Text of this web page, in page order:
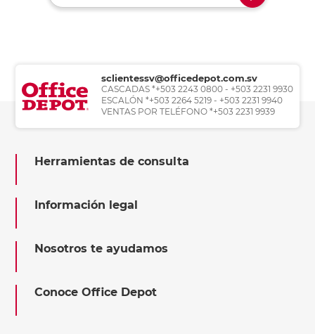
sclientessv@officedepot.com.sv
CASCADAS *+503 2243 0800 - +503 2231 9930
ESCALÓN *+503 2264 5219 - +503 2231 9940
VENTAS POR TELÉFONO *+503 2231 9939
Herramientas de consulta
Información legal
Nosotros te ayudamos
Conoce Office Depot